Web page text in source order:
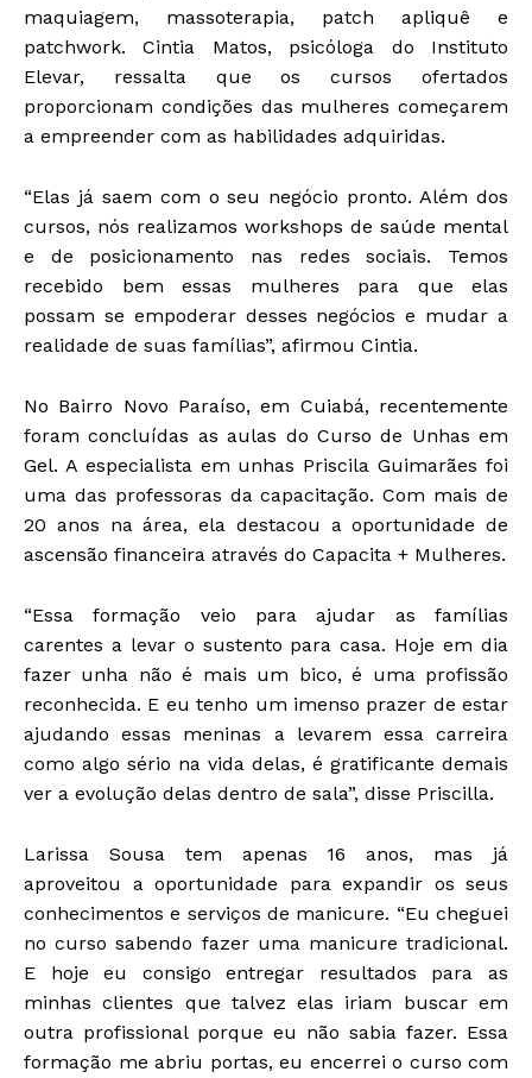
maquiagem, massoterapia, patch apliquê e
patchwork. Cintia Matos, psicóloga do Instituto
Elevar, ressalta que os cursos ofertados
proporcionam condições das mulheres começarem
a empreender com as habilidades adquiridas.
“Elas já saem com o seu negócio pronto. Além dos
cursos, nós realizamos workshops de saúde mental
e de posicionamento nas redes sociais. Temos
recebido bem essas mulheres para que elas
possam se empoderar desses negócios e mudar a
realidade de suas famílias”, afirmou Cintia.
No Bairro Novo Paraíso, em Cuiabá, recentemente
foram concluídas as aulas do Curso de Unhas em
Gel. A especialista em unhas Priscila Guimarães foi
uma das professoras da capacitação. Com mais de
20 anos na área, ela destacou a oportunidade de
ascensão financeira através do Capacita + Mulheres.
“Essa formação veio para ajudar as famílias
carentes a levar o sustento para casa. Hoje em dia
fazer unha não é mais um bico, é uma profissão
reconhecida. E eu tenho um imenso prazer de estar
ajudando essas meninas a levarem essa carreira
como algo sério na vida delas, é gratificante demais
ver a evolução delas dentro de sala”, disse Priscilla.
Larissa Sousa tem apenas 16 anos, mas já
aproveitou a oportunidade para expandir os seus
conhecimentos e serviços de manicure. “Eu cheguei
no curso sabendo fazer uma manicure tradicional.
E hoje eu consigo entregar resultados para as
minhas clientes que talvez elas iriam buscar em
outra profissional porque eu não sabia fazer. Essa
formação me abriu portas, eu encerrei o curso com